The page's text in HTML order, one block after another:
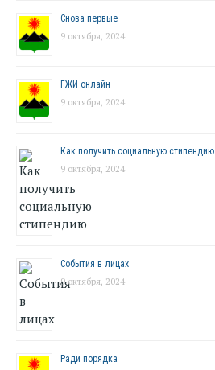
Снова первые
9 октября, 2024
ГЖИ онлайн
9 октября, 2024
Как получить социальную стипендию
9 октября, 2024
События в лицах
9 октября, 2024
Ради порядка